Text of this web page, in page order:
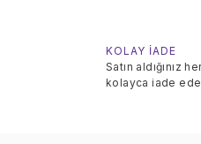
KOLAY İADE
Satın aldığınız
kolayca iade